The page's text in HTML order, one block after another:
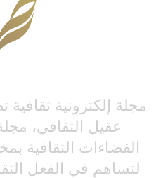
مجلة إلكترونية
عقيل الثقافي،
الفضاءات الثقافية
لتساهم في الفعل